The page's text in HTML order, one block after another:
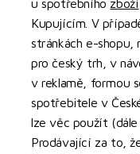
u spotřebního zboží
Kupujícím. V
stránkách e-shopu,
pro český trh, v
v reklamě, formou
spotřebitele v
lze věc použít (dále
Prodávající za to,